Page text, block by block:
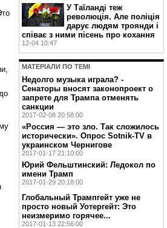
У Таїланді теж
революція. Але поліція
дарує людям троянди і
співає з ними пісень про кохання
12-04 10:47
МАТЕРIАЛИ ПО ТЕМI
Недолго музыка играла? -
Сенаторы вносят законопроект о
запрете для Трампа отменять
санкции
2017-02-08 20:58:00
«Россия — это зло. Так сложилось
исторически». Опрос Sotnik-TV в
украинском Чернигове
2017-01-17 21:10:00
Юрий Фельштинский: Ледокол по
имени Трамп
2017-01-29 20:18:00
Глобальный Трампгейт уже не
просто новый Уотергейт: Это
неизмеримо горячее...
2017-01-13 22:56:00